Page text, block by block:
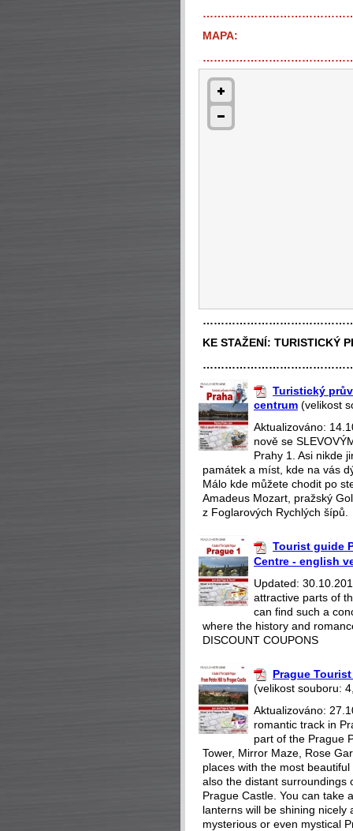
MAPA:
KE STAŽENÍ: TURISTICKÝ
Turistický
centrum (velikost
Aktualizováno:
nově se
Prahy 1. Asi nikde
památek a míst, kde na vás
Málo kde můžete chodit po
Amadeus Mozart, pražský
z Foglarových Rychlých šípů.
Tourist guide
Centre - english
Updated:
attractive parts of
can find such a
where the history and
DISCOUNT COUPONS
Prague
(velikost souboru:
Aktualizováno:
romantic track in
part of the Prague
Tower, Mirror Maze, Rose
places with the most
also the distant surroundings
Prague Castle. You can take
lanterns will be shining
mysterious or even mystical